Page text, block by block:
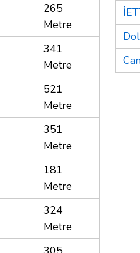
265
Metre
341
Metre
521
Metre
351
Metre
181
Metre
324
Metre